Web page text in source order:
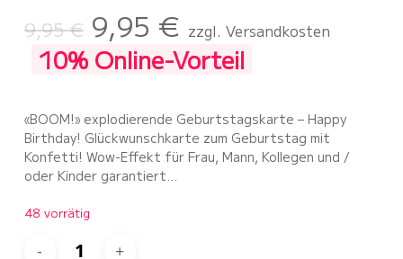
9,95€ 9,95 € zzgl. Versandkosten
10% Online-Vorteil
«BOOM!» explodierende Geburtstagskarte – Happy
Birthday! Glückwunschkarte zum Geburtstag mit
Konfetti! Wow-Effekt für Frau, Mann, Kollegen und /
oder Kinder garantiert…
48 vorrätig